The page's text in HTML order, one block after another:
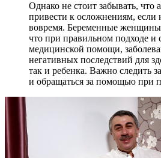
Однако не стоит забывать, что
привести к осложнениям, если
вовремя. Беременные женщины
что при правильном подходе и
медицинской помощи,
негативных последствий для
так и ребенка. Важно следить
и обращаться за помощью при